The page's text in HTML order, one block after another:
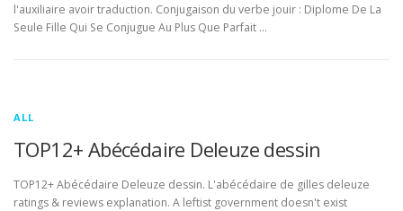
l'auxiliaire avoir traduction. Conjugaison du verbe jouir : Diplome De La
Seule Fille Qui Se Conjugue Au Plus Que Parfait …
ALL
TOP12+ Abécédaire Deleuze dessin
TOP12+ Abécédaire Deleuze dessin. L'abécédaire de gilles deleuze
ratings & reviews explanation. A leftist government doesn't exist